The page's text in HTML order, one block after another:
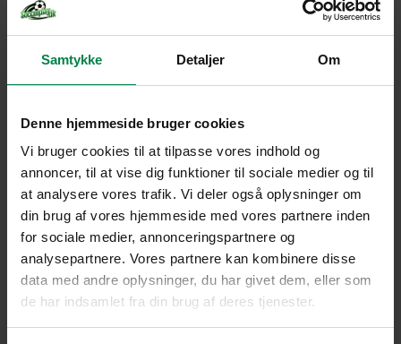
Samtykke Detaljer Om
Denne hjemmeside bruger cookies
Vi bruger cookies til at tilpasse vores indhold og
annoncer, til at vise dig funktioner til sociale medier og til
at analysere vores trafik. Vi deler også oplysninger om
din brug af vores hjemmeside med vores partnere inden
for sociale medier, annonceringspartnere og
analysepartnere. Vores partnere kan kombinere disse
data med andre oplysninger, du har givet dem, eller som
de har indsamlet fra din brug af deres tjenester.